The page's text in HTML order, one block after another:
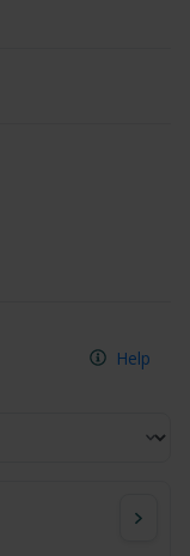
Help